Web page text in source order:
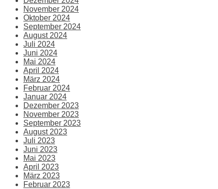
November 2024
Oktober 2024
September 2024
August 2024
Juli 2024
Juni 2024
Mai 2024
April 2024
März 2024
Februar 2024
Januar 2024
Dezember 2023
November 2023
September 2023
August 2023
Juli 2023
Juni 2023
Mai 2023
April 2023
März 2023
Februar 2023